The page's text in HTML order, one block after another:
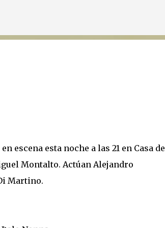
escena esta noche a las 21 en Casa de
Montalto. Actúan Alejandro
Martino.